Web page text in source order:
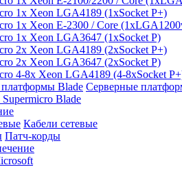
1x Xeon LGA4189 (1xSocket P+)
1x Xeon E-2300 / Core
1x Xeon LGA3647 (1xSocket P)
2x Xeon LGA4189 (2xSocket P+)
2x Xeon LGA3647 (2xSocket P)
4-8x Xeon LGA4189 (4-8xSocket
Серверные
Blade
Кабели сетевые
Патч-корды